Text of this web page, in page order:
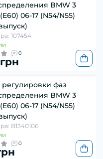
BMW 3
06-17 (N54/N55)
107454
0
регулировки фаз
BMW 3
06-17 (N54/N55)
B1340106
0